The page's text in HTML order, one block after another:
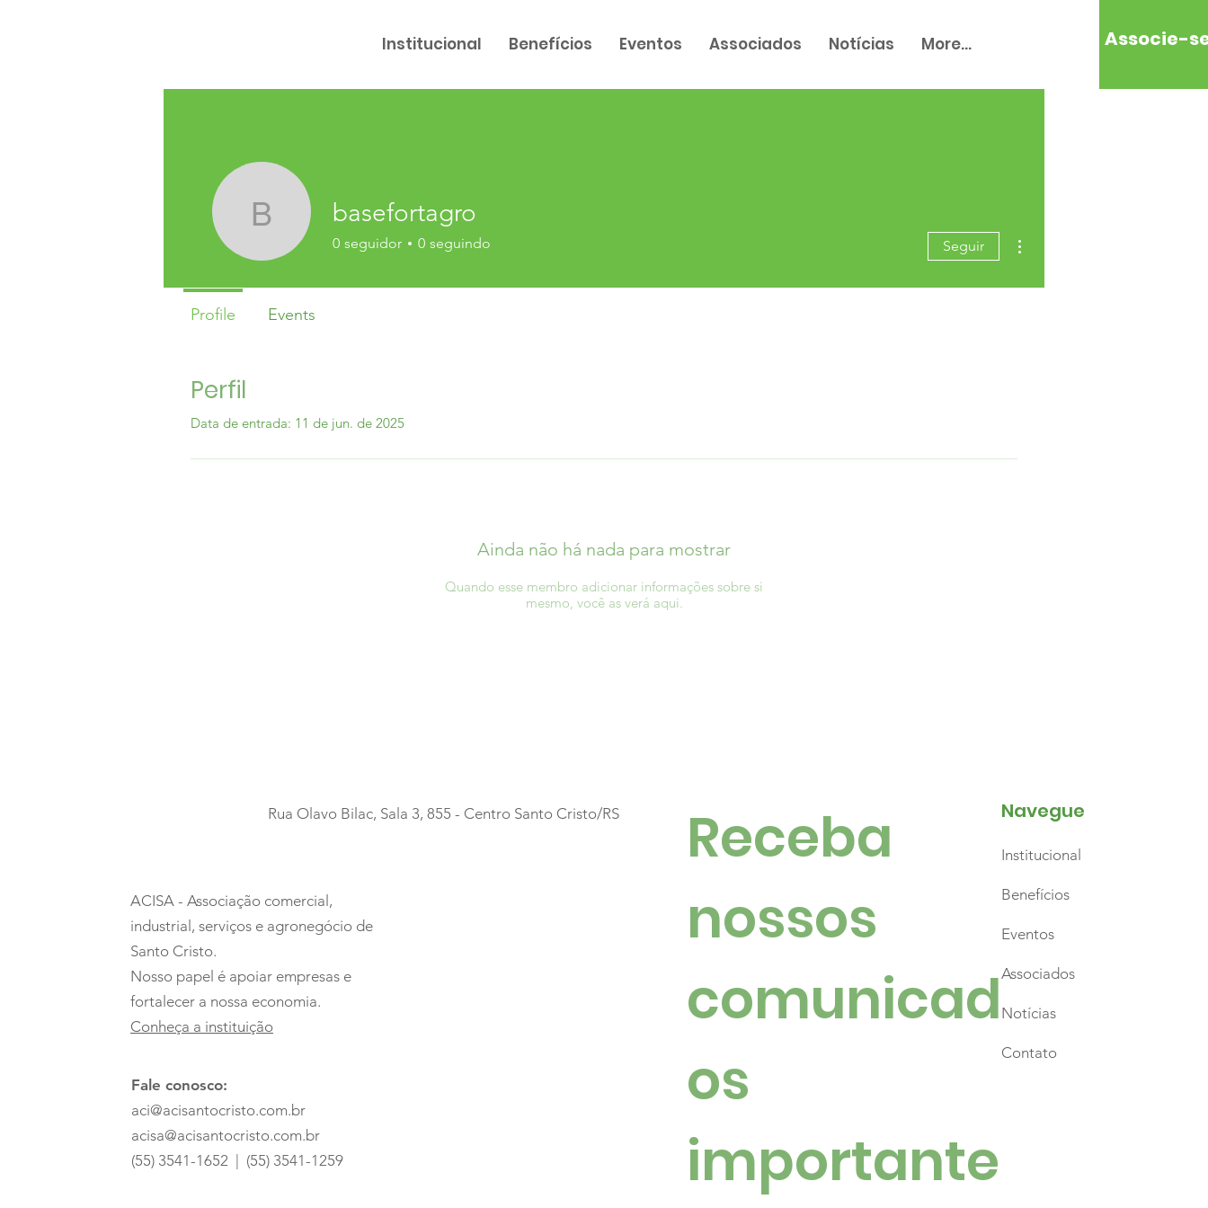
Institucional Benefícios Eventos Associados Notícias More... Associe-
Perfil
Data de entrada: 11 de jun. de 2025
Ainda não há nada para mostrar
Quando esse membro adicionar informações sobre si
mesmo, você as verá aqui.
basefortagro
basefortagro
0 seguidor 0 seguindo Seguir
Profile Events
ACISA - Associação comercial,
industrial, serviços e agronegócio de
Santo Cristo.
Nosso papel é apoiar empresas e
fortalecer a nossa economia.
Conheça a instituição
Fale conosco:
aci@acisantocristo.com.br
acisa@acisantocristo.com.br
(55) 3541-1652 | (55) 3541-1259
Rua Olavo Bilac, Sala 3, 855 - Centro Santo Cristo/RS
Receba
nossos
comunicad
os
importante
Navegue
Institucional
Benefícios
Eventos
Associados
Notícias
Contato